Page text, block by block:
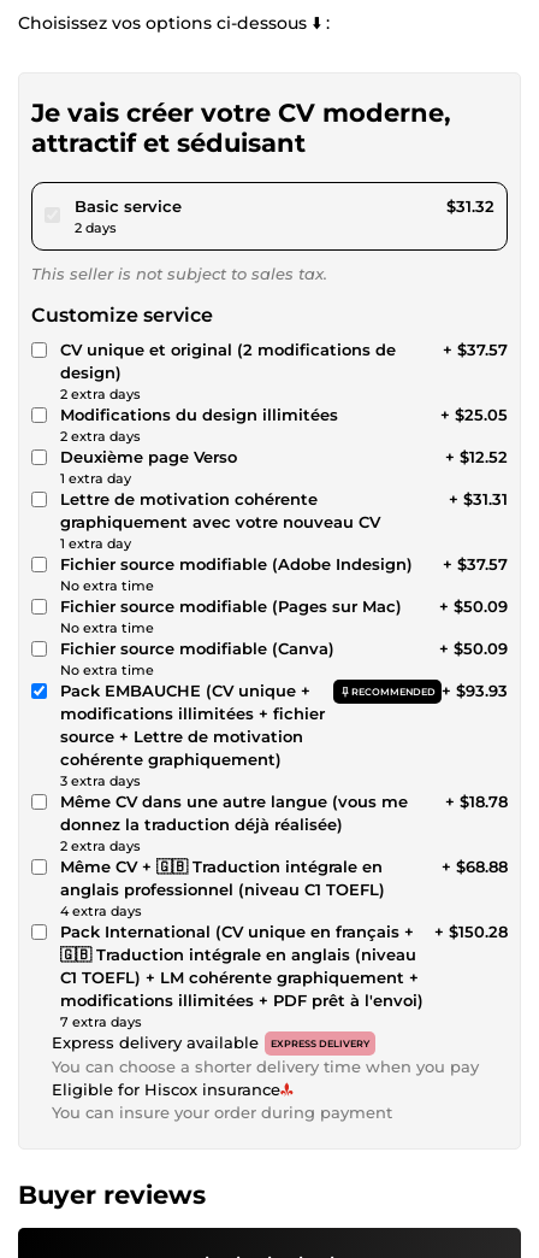
Choisissez vos options ci-dessous ⬇️ :
Je vais créer votre CV moderne,
attractif et séduisant
Basic servicepour $28.86
2 days
$31.32
This seller is not subject to sales tax.
Customize service
CV unique et original (2 modifications de
design)
2 extra days
+ $37.57
Modifications du design illimitées
2 extra days
+ $25.05
Deuxième page Verso
1 extra day
+ $12.52
Lettre de motivation cohérente
graphiquement avec votre nouveau CV
1 extra day
+ $31.31
Fichier source modifiable (Adobe Indesign)
No extra time
+ $37.57
Fichier source modifiable (Pages sur Mac)
No extra time
+ $50.09
Fichier source modifiable (Canva)
No extra time
+ $50.09
Pack EMBAUCHE (CV unique +
modifications illimitées + fichier
source + Lettre de motivation
cohérente graphiquement)
RECOMMENDED
3 extra days
+ $93.93
Même CV dans une autre langue (vous me
donnez la traduction déjà réalisée)
2 extra days
+ $18.78
Même CV + 🇬🇧 Traduction intégrale en
anglais professionnel (niveau C1 TOEFL)
4 extra days
+ $68.88
Pack International (CV unique en français +
🇬🇧 Traduction intégrale en anglais (niveau
C1 TOEFL) + LM cohérente graphiquement +
modifications illimitées + PDF prêt à l'envoi)
7 extra days
+ $150.28
Express delivery available EXPRESS DELIVERY
You can choose a shorter delivery time when you pay
Eligible for Hiscox insurance
You can insure your order during payment
Buyer reviews